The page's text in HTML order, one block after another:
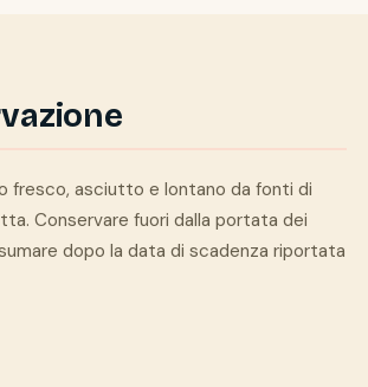
fresco, asciutto e lontano da fonti di
Conservare fuori dalla portata dei
dopo la data di scadenza riportata